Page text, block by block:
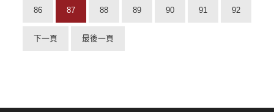
86 87 88 89 90 91 92
下一頁 最後一頁